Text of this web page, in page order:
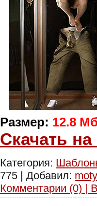
Размер: 12.8
Скачать
Категория:
775 | Добавил:
Комментарии (0) |